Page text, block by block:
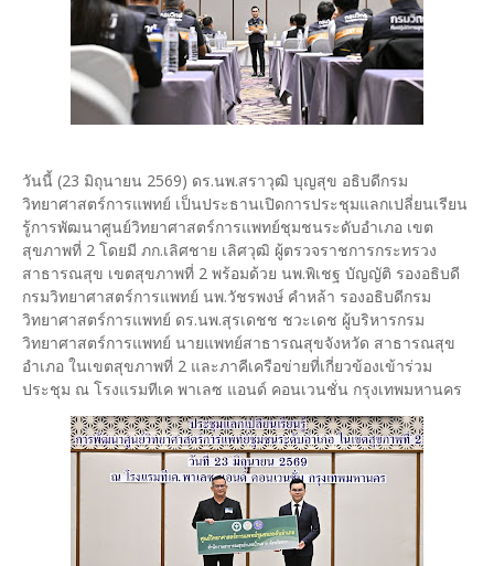
วันนี้ (23 มิถุนายน 2569) ดร.นพ.สราวุฒิ บุญสุข อธิบดีกรม
วิทยาศาสตร์การแพทย์ เป็นประธานเปิดการประชุมแลกเปลี่ยนเรียน
รู้การพัฒนาศูนย์วิทยาศาสตร์การแพทย์ชุมชนระดับอำเภอ เขต
สุขภาพที่ 2 โดยมี ภก.เลิศชาย เลิศวุฒิ ผู้ตรวจราชการกระทรวง
สาธารณสุข เขตสุขภาพที่ 2 พร้อมด้วย นพ.พิเชฐ บัญญัติ รองอธิบดี
กรมวิทยาศาสตร์การแพทย์ นพ.วัชรพงษ์ คำหล้า รองอธิบดีกรม
วิทยาศาสตร์การแพทย์ ดร.นพ.สุรเดชช ชวะเดช ผู้บริหารกรม
วิทยาศาสตร์การแพทย์ นายแพทย์สาธารณสุขจังหวัด สาธารณสุข
อำเภอ ในเขตสุขภาพที่ 2 และภาคีเครือข่ายที่เกี่ยวข้องเข้าร่วม
ประชุม ณ โรงแรมทีเค พาเลซ แอนด์ คอนเวนชั่น กรุงเทพมหานคร